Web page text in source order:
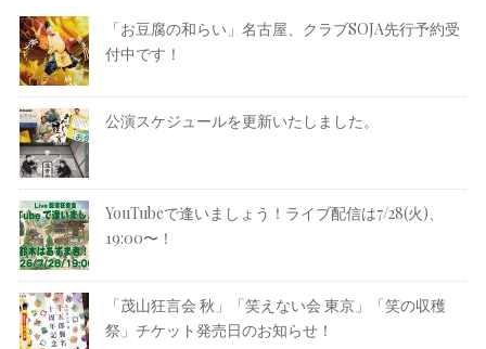
「お豆腐の和らい」名古屋、クラブSOJA先行予約受
付中です！
公演スケジュールを更新いたしました。
YouTubeで逢いましょう！ライブ配信は7/28(火)、
19:00〜！
「茂山狂言会 秋」「笑えない会 東京」「笑の収穫
祭」チケット発売日のお知らせ！